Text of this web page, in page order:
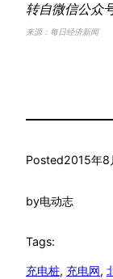
转自微信公众
来源：每日经济新闻
Posted2015年8
by电动志
Tags:
充电桩, 充电网,